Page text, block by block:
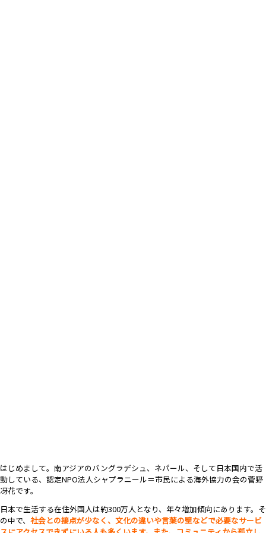
はじめまして。南アジアのバングラデシュ、ネパール、そして日本国内で活
動している、認定NPO法人シャプラニール＝市民による海外協力の会の菅野
冴花です。
日本で生活する在住外国人は約300万人となり、年々増加傾向にあります。そ
の中で、 社会との接点が少なく、文化の違いや言葉の壁などで必要なサービ